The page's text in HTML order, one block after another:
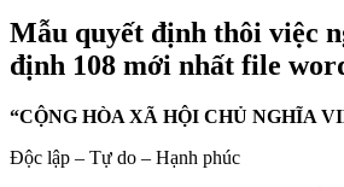
Mẫu quyết định thôi việc
định 108 mới nhất file
“CỘNG HÒA XÃ HỘI CHỦ NGHĨA
Độc lập – Tự do – Hạnh phúc